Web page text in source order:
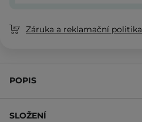
Záruka a reklamační politika
POPIS
SLOŽENÍ